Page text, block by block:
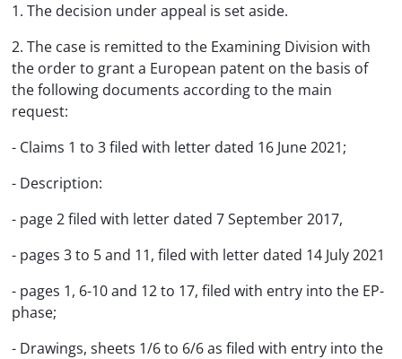
1. The decision under appeal is set aside.
2. The case is remitted to the Examining Division with
the order to grant a European patent on the basis of
the following documents according to the main
request:
- Claims 1 to 3 filed with letter dated 16 June 2021;
- Description:
- page 2 filed with letter dated 7 September 2017,
- pages 3 to 5 and 11, filed with letter dated 14 July 2021
- pages 1, 6-10 and 12 to 17, filed with entry into the EP-
phase;
- Drawings, sheets 1/6 to 6/6 as filed with entry into the